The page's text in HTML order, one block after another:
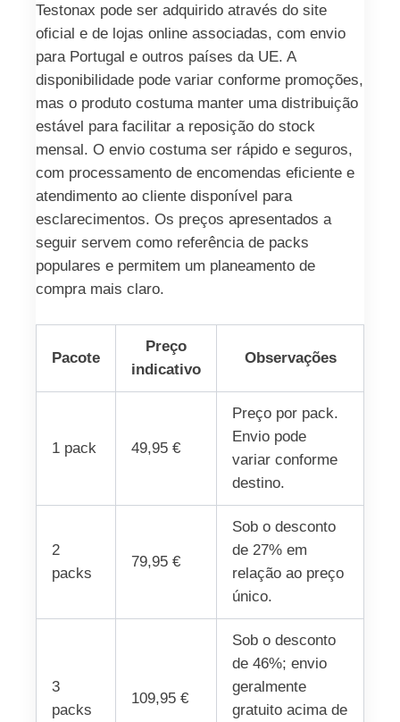
Testonax pode ser adquirido através do site
oficial e de lojas online associadas, com envio
para Portugal e outros países da UE. A
disponibilidade pode variar conforme promoções,
mas o produto costuma manter uma distribuição
estável para facilitar a reposição do stock
mensal. O envio costuma ser rápido e seguros,
com processamento de encomendas eficiente e
atendimento ao cliente disponível para
esclarecimentos. Os preços apresentados a
seguir servem como referência de packs
populares e permitem um planeamento de
compra mais claro.
Pacote
Preço
indicativo
Observações
1 pack 49,95 €
Preço por pack.
Envio pode
variar conforme
destino.
2
packs
79,95 €
Sob o desconto
de 27% em
relação ao preço
único.
3
packs
109,95 €
Sob o desconto
de 46%; envio
geralmente
gratuito acima de